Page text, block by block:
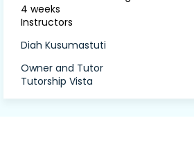
4 weeks
Instructors
Diah Kusumastuti
Owner and Tutor
Tutorship Vista